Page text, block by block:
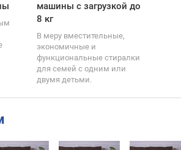
машины с загрузкой до
8 кг
В меру вместительные,
экономичные и
функциональные стиралки
для семей с одним или
двумя детьми.